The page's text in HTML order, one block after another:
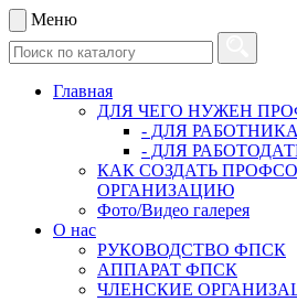
Меню
Главная
ДЛЯ ЧЕГО НУЖЕН
- ДЛЯ РАБОТНИКА
- ДЛЯ
КАК СОЗДАТЬ
ОРГАНИЗАЦИЮ
Фото/Видео галерея
О нас
РУКОВОДСТВО ФПСК
АППАРАТ ФПСК
ЧЛЕНСКИЕ